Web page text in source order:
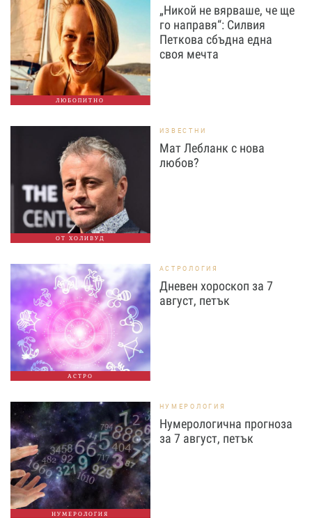
ЛЮБОПИТНО
„Никой не вярваше, че ще
го направя“: Силвия
Петкова сбъдна една
своя мечта
ОТ ХОЛИВУД
ИЗВЕСТНИ
Мат Лебланк с нова
любов?
АСТРО
АСТРОЛОГИЯ
Дневен хороскоп за 7
август, петък
НУМЕРОЛОГИЯ
НУМЕРОЛОГИЯ
Нумерологична прогноза
за 7 август, петък